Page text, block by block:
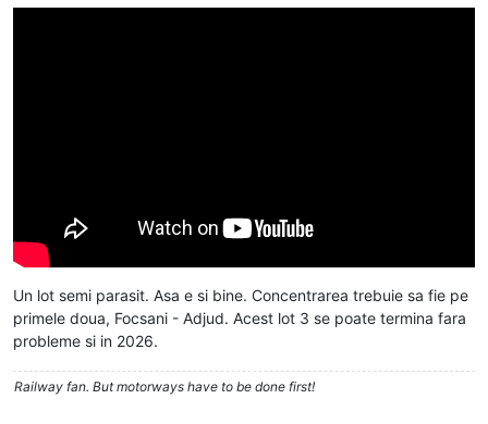
Un lot semi parasit. Asa e si bine. Concentrarea trebuie sa fie pe
primele doua, Focsani - Adjud. Acest lot 3 se poate termina fara
probleme si in 2026.
Railway fan. But motorways have to be done first!